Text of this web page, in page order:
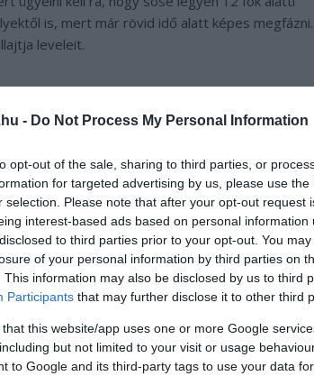
- Do Not Process My Personal Information
opt-out of the sale, sharing to third parties, or
for targeted advertising by us, please use
selection. Please note that after your opt-out request
interest-based ads based on personal information
to third parties prior to your opt-out. You
of your personal information by third parties on
This information may also be disclosed by us to third
Participants that may further disclose it to other third
that this website/app uses one or more Google
but not limited to your visit or usage
to Google and its third-party tags to use your data
is, mert már rövid idő alatt képes
leveleit.
is odafigyelni! Ne vegyünk olyan helyen
bejárathoz közeli részén tartják, mert
és hazaszállítása után egy-két nappal elveszti
vigyük magunkkal a virágostól, mert a